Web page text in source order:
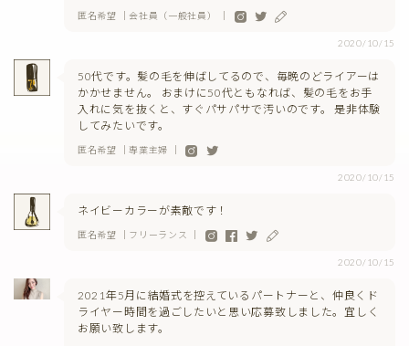
匿名希望 ｜会社員（一般社員） ｜
2020/10/15
50代です。髪の毛を伸ばしてるので、毎晩のどライアーは
かかせません。 おまけに50代ともなれば、髪の毛をお手
入れに気を抜くと、すぐパサパサで汚いのです。 是非体験
してみたいです。
匿名希望 ｜専業主婦 ｜
2020/10/15
ネイビーカラーが素敵です！
匿名希望 ｜フリーランス ｜
2020/10/15
2021年5月に結婚式を控えているパートナーと、仲良くド
ライヤー時間を過ごしたいと思い応募致しました。宜しく
お願い致します。